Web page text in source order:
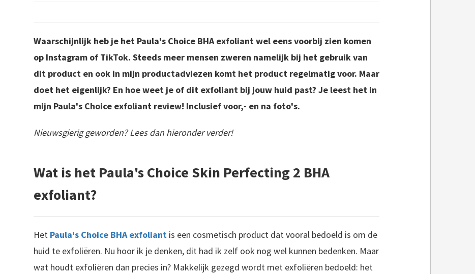
Waarschijnlijk heb je het Paula's Choice BHA exfoliant wel eens voorbij zien komen
op Instagram of TikTok. Steeds meer mensen zweren namelijk bij het gebruik van
dit product en ook in mijn productadviezen komt het product regelmatig voor. Maar
doet het eigenlijk? En hoe weet je of dit exfoliant bij jouw huid past? Je leest het in
mijn Paula's Choice exfoliant review! Inclusief voor,- en na foto's.
Nieuwsgierig geworden? Lees dan hieronder verder!
Wat is het Paula's Choice Skin Perfecting 2 BHA
exfoliant?
Het Paula's Choice BHA exfoliant is een cosmetisch product dat vooral bedoeld is om de
huid te exfoliëren. Nu hoor ik je denken, dit had ik zelf ook nog wel kunnen bedenken. Maar
wat houdt exfoliëren dan precies in? Makkelijk gezegd wordt met exfoliëren bedoeld: het